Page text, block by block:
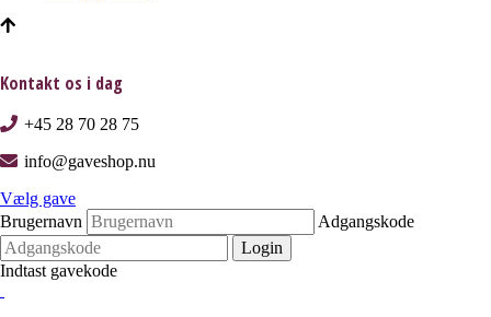
Kontakt os i dag
+45 28 70 28 75
info@gaveshop.nu
Vælg gave
Brugernavn
Adgangskode
Login
Indtast gavekode